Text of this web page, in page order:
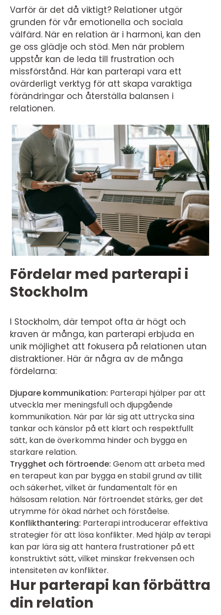
Varför är det då viktigt? Relationer utgör
grunden för vår emotionella och sociala
välfärd. När en relation är i harmoni, kan den
ge oss glädje och stöd. Men när problem
uppstår kan de leda till frustration och
missförstånd. Här kan parterapi vara ett
ovärderligt verktyg för att skapa varaktiga
förändringar och återställa balansen i
relationen.
Fördelar med parterapi i
Stockholm
I Stockholm, där tempot ofta är högt och
kraven är många, kan parterapi erbjuda en
unik möjlighet att fokusera på relationen utan
distraktioner. Här är några av de många
fördelarna:
Djupare kommunikation: Parterapi hjälper par att
utveckla mer meningsfull och djupgående
kommunikation. När par lär sig att uttrycka sina
tankar och känslor på ett klart och respektfullt
sätt, kan de överkomma hinder och bygga en
starkare relation.
Trygghet och förtroende: Genom att arbeta med
en terapeut kan par bygga en stabil grund av tillit
och säkerhet, vilket är fundamentalt för en
hälsosam relation. När förtroendet stärks, ger det
utrymme för ökad närhet och förståelse.
Konflikthantering: Parterapi introducerar effektiva
strategier för att lösa konflikter. Med hjälp av terapi
kan par lära sig att hantera frustrationer på ett
konstruktivt sätt, vilket minskar frekvensen och
intensiteten av konflikter.
Hur parterapi kan förbättra
din relation